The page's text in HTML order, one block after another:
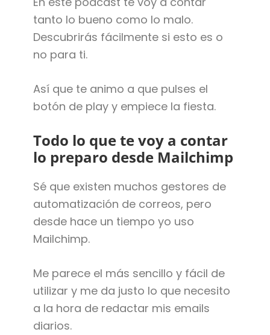
tanto lo bueno como lo malo.
Descubrirás fácilmente si esto es o
no para ti.
Así que te animo a que pulses el
botón de play y empiece la fiesta.
Todo lo que te voy a contar
lo preparo desde Mailchimp
Sé que existen muchos gestores de
automatización de correos, pero
desde hace un tiempo yo uso
Mailchimp.
Me parece el más sencillo y fácil de
utilizar y me da justo lo que necesito
a la hora de redactar mis emails
diarios.